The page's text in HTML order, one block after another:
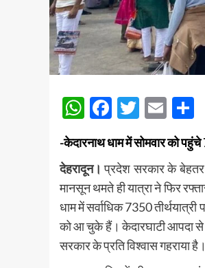
WhatsApp
Facebook
Twitter
-केदारनाथ धाम में सोमवार को
देहरादून।प्रदेश सरकार के बेहतर
मानसून थमते ही यात्रा ने फिर
धाम में सर्वाधिक 7350
को आ चुके हैं। केदारघाटी आपदा से
सरकार के प्रति विश्वास गहराया